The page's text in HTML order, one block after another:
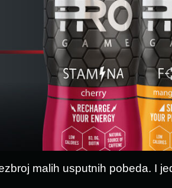
malih usputnih pobeda. I